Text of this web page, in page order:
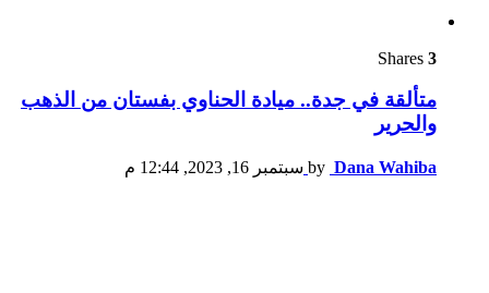
3
متألقة في جدة.. ميادة الحناوي بفستان من الذهب
والحرير
by Dana Wahiba سبتمبر 16, 2023, 12:44 م